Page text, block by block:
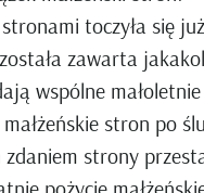
toczyła się
zawarta
wspólne
stron po
strony